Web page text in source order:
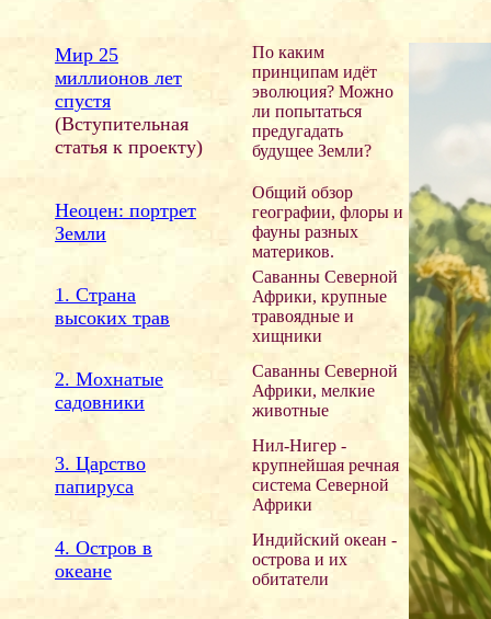
Мир 25
миллионов лет
спустя
(Вступительная
статья к проекту)
По каким
принципам идёт
эволюция? Можно
ли попытаться
предугадать
будущее Земли?
Неоцен: портрет
Земли
Общий обзор
географии, флоры и
фауны разных
материков.
1. Страна
высоких трав
Саванны Северной
Африки, крупные
травоядные и
хищники
2. Мохнатые
садовники
Саванны Северной
Африки, мелкие
животные
3. Царство
папируса
Нил-Нигер -
крупнейшая речная
система Северной
Африки
4. Остров в
океане
Индийский океан -
острова и их
обитатели